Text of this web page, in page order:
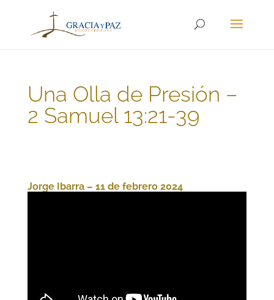
Una Olla de Presión –
2 Samuel 13:21-39
Jorge Ibarra – 11 de febrero 2024